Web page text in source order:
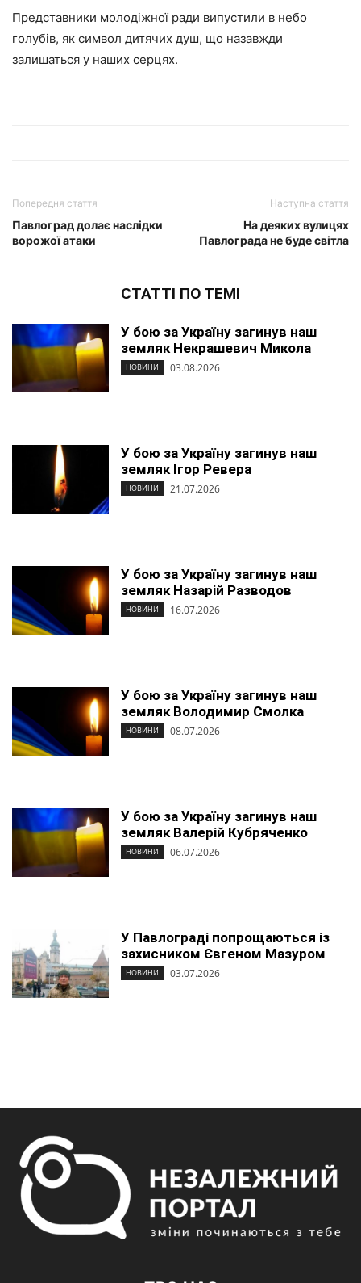
Представники молодіжної ради випустили в небо
голубів, як символ дитячих душ, що назавжди
залишаться у наших серцях.
Попередня стаття
Павлоград долає наслідки
ворожої атаки
Наступна стаття
На деяких вулицях
Павлограда не буде світла
СТАТТІ ПО ТЕМІ
У бою за Україну загинув наш
земляк Некрашевич Микола
НОВИНИ 03.08.2026
У бою за Україну загинув наш
земляк Ігор Ревера
НОВИНИ 21.07.2026
У бою за Україну загинув наш
земляк Назарій Разводов
НОВИНИ 16.07.2026
У бою за Україну загинув наш
земляк Володимир Смолка
НОВИНИ 08.07.2026
У бою за Україну загинув наш
земляк Валерій Кубряченко
НОВИНИ 06.07.2026
У Павлограді попрощаються із
захисником Євгеном Мазуром
НОВИНИ 03.07.2026